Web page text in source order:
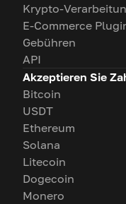
Krypto-
E-Commerce
Gebühren
API
Akzeptieren Sie
Bitcoin
USDT
Ethereum
Solana
Litecoin
Dogecoin
Monero